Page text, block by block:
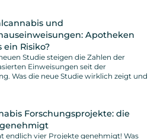
und
Apotheken
ein Risiko?
Studie steigen die Zahlen der
Einweisungen seit der
Was die neue Studie wirklich zeigt und
Forschungsprojekte: die
endlich vier Projekte genehmigt! Was